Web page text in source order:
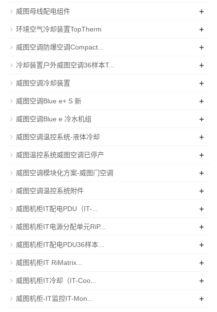
威图母线配电组件 +
环境空气冷却装置TopTherm +
威图空调防爆空调Compact... +
冷却装置户外威图空调36样本T... +
威图空调冷却装置 +
威图空调Blue e+ S 新 +
威图空调Blue e 冷水机组 +
威图空调温控系统-液体冷却 +
威图温控系统威图空调已停产 +
威图空调模块化方案-威图门空调 +
威图空调温控系统附件 +
威图机柜IT配电PDU（IT-... +
威图机柜IT电源分配单元RiP... +
威图机柜IT配电PDU36样本... +
威图机柜IT RiMatrix... +
威图机柜IT冷却（IT-Coo... +
威图机柜-IT监控IT-Mon... +